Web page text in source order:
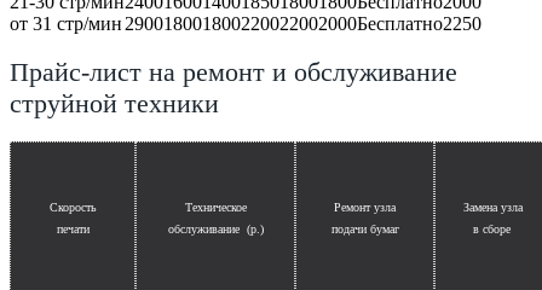
от 31 стр/мин 290018001800220022002000Бесплатно2250
Прайс-лист на ремонт и обслуживание
струйной техники
Скорость
печати
Техническое
обслуживание (р.)
Ремонт узла
подачи бумаг
Замена узла
в сборе